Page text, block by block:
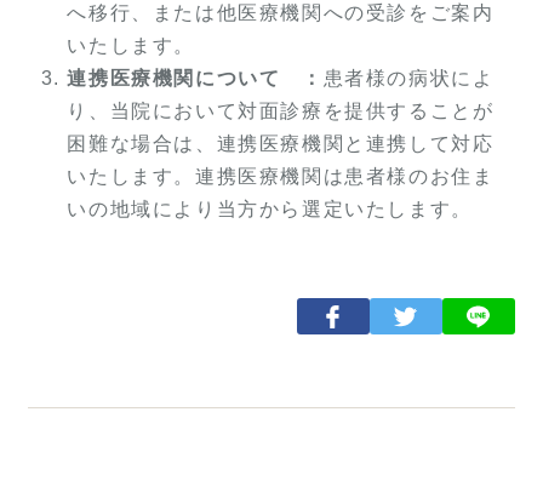
へ移行、または他医療機関への受診をご案内
いたします。
連携医療機関について ： 患者様の病状によ
り、当院において対面診療を提供することが
困難な場合は、連携医療機関と連携して対応
いたします。連携医療機関は患者様のお住ま
いの地域により当方から選定いたします。